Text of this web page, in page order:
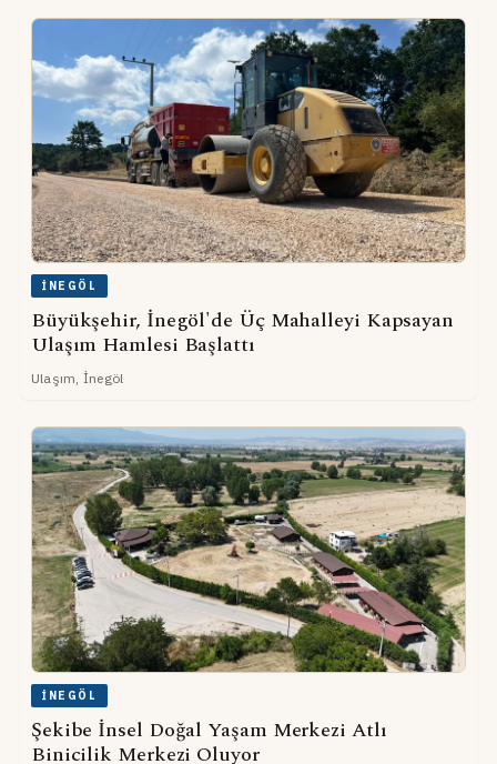
İNEGÖL
Büyükşehir, İnegöl'de Üç Mahalleyi Kapsayan
Ulaşım Hamlesi Başlattı
Ulaşım, İnegöl
İNEGÖL
Şekibe İnsel Doğal Yaşam Merkezi Atlı
Binicilik Merkezi Oluyor